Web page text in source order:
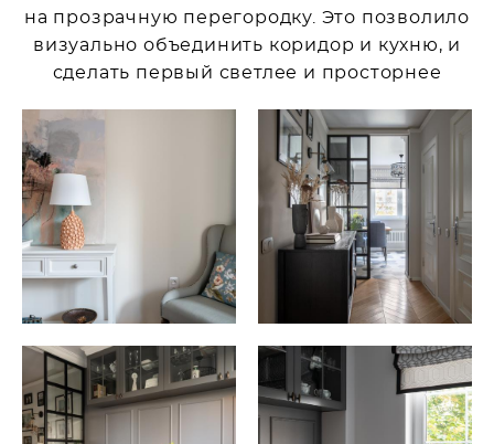
на прозрачную перегородку. Это позволило
визуально объединить коридор и кухню, и
сделать первый светлее и просторнее